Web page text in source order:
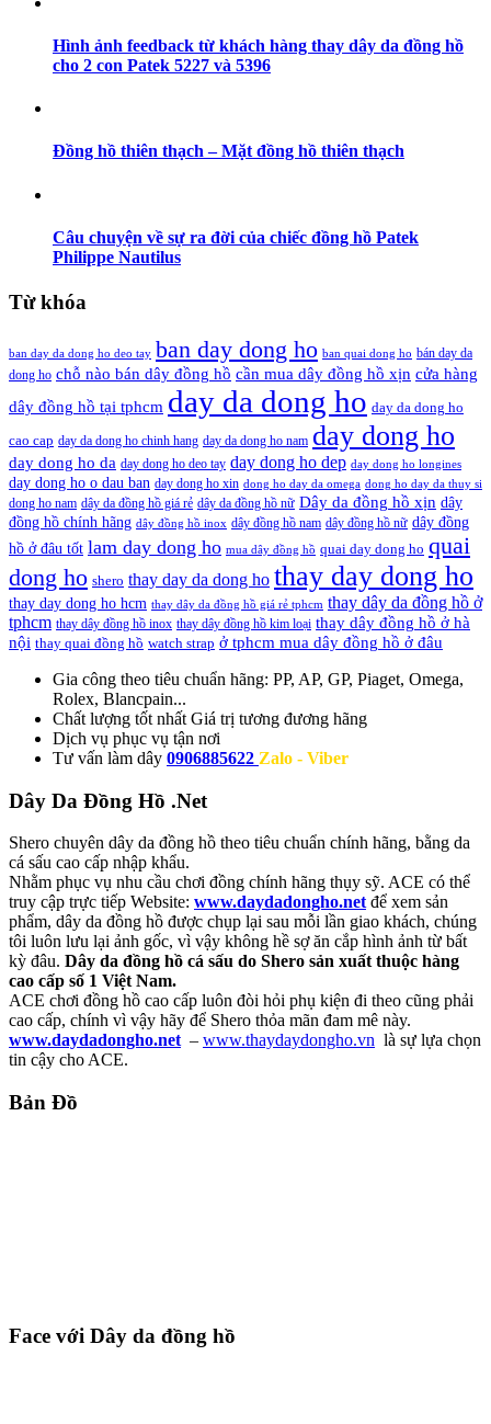
Hình ảnh feedback từ khách hàng thay dây da đồng hồ
cho 2 con Patek 5227 và 5396
Đồng hồ thiên thạch – Mặt đồng hồ thiên thạch
Câu chuyện về sự ra đời của chiếc đồng hồ Patek
Philippe Nautilus
Từ khóa
ban day da dong ho deo tay ban day dong ho ban quai dong ho bán day da
dong ho chỗ nào bán dây đồng hồ cần mua dây đồng hồ xịn cửa hàng
dây đồng hồ tại tphcm day da dong ho day da dong ho
cao cap day da dong ho chinh hang day da dong ho nam day dong ho
day dong ho da day dong ho deo tay day dong ho dep day dong ho longines
day dong ho o dau ban day dong ho xin dong ho day da omega dong ho day da thuy si
dong ho nam dây da đồng hồ giá rẻ dây da đồng hồ nữ Dây da đồng hồ xịn dây
đồng hồ chính hãng dây đồng hồ inox dây đồng hồ nam dây đồng hồ nữ dây đồng
hồ ở đâu tốt lam day dong ho mua dây đồng hồ quai day dong ho quai
dong ho shero thay day da dong ho thay day dong ho
thay day dong ho hcm thay dây da đồng hồ giá rẻ tphcm thay dây da đồng hồ ở
tphcm thay dây đồng hồ inox thay dây đồng hồ kim loại thay dây đồng hồ ở hà
nội thay quai đồng hồ watch strap ở tphcm mua dây đồng hồ ở đâu
Gia công theo tiêu chuẩn hãng: PP, AP, GP, Piaget, Omega,
Rolex, Blancpain...
Chất lượng tốt nhất Giá trị tương đương hãng
Dịch vụ phục vụ tận nơi
Tư vấn làm dây 0906885622 Zalo - Viber
Dây Da Đồng Hồ .Net
Shero chuyên dây da đồng hồ theo tiêu chuẩn chính hãng, bằng da
cá sấu cao cấp nhập khẩu.
Nhằm phục vụ nhu cầu chơi đồng chính hãng thụy sỹ. ACE có thể
truy cập trực tiếp Website: www.daydadongho.net để xem sản
phẩm, dây da đồng hồ được chụp lại sau mỗi lần giao khách, chúng
tôi luôn lưu lại ảnh gốc, vì vậy không hề sợ ăn cắp hình ảnh từ bất
kỳ đâu. Dây da đồng hồ cá sấu do Shero sản xuất thuộc hàng
cao cấp số 1 Việt Nam.
ACE chơi đồng hồ cao cấp luôn đòi hỏi phụ kiện đi theo cũng phải
cao cấp, chính vì vậy hãy để Shero thỏa mãn đam mê này.
www.daydadongho.net – www.thaydaydongho.vn là sự lựa chọn
tin cậy cho ACE.
Bản Đồ
Face với Dây da đồng hồ